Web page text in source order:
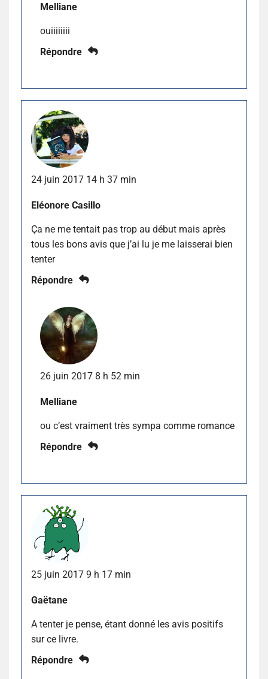
Melliane
ouiiiiiiii
Répondre
24 juin 2017 14 h 37 min
Eléonore Casillo
Ça ne me tentait pas trop au début mais après
tous les bons avis que j’ai lu je me laisserai bien
tenter
Répondre
26 juin 2017 8 h 52 min
Melliane
ou c’est vraiment très sympa comme romance
Répondre
25 juin 2017 9 h 17 min
Gaëtane
A tenter je pense, étant donné les avis positifs
sur ce livre.
Répondre